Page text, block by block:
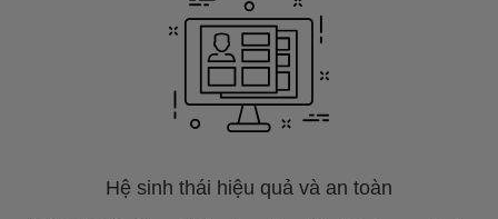
Hệ sinh thái hiệu quả và an toàn